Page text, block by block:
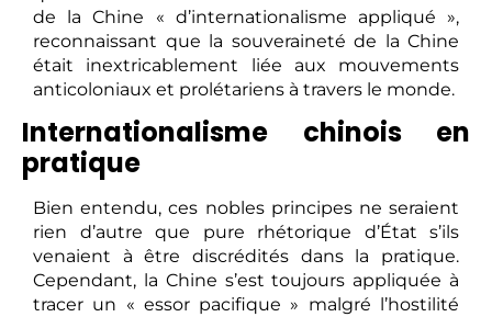
de la Chine « d’internationalisme appliqué »,
reconnaissant que la souveraineté de la Chine
était inextricablement liée aux mouvements
anticoloniaux et prolétariens à travers le monde.
Internationalisme chinois en
pratique
Bien entendu, ces nobles principes ne seraient
rien d’autre que pure rhétorique d’État s’ils
venaient à être discrédités dans la pratique.
Cependant, la Chine s’est toujours appliquée à
tracer un « essor pacifique » malgré l’hostilité